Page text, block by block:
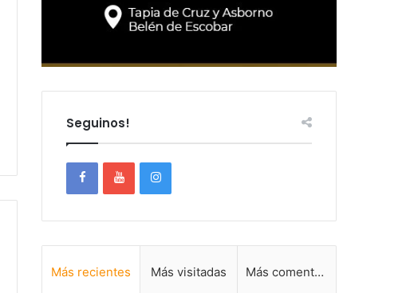
Seguinos!
Más recientes Más visitadas Más comentadas